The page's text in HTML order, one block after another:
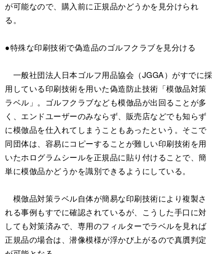
が可能なので、購入前に正規品かどうかを見分けられ
る。
●特殊な印刷技術で偽造品のゴルフクラブを見分ける
一般社団法人日本ゴルフ用品協会（JGGA）がすでに採
用している印刷技術を用いた偽造防止技術「模倣品対策
ラベル」。ゴルフクラブなども模倣品が出回ることが多
く、エンドユーザーのみならず、販売店などでも知らず
に模倣品を仕入れてしまうこともあったという。そこで
同団体は、容易にコピーすることが難しい印刷技術を用
いたホログラムシールを正規品に貼り付けることで、簡
単に模倣品かどうかを識別できるようにしている。
模倣品対策ラベル自体が簡易な印刷技術により複製さ
れる事例もすでに確認されているが、こうした手口に対
しても対策済みで、専用のフィルターでラベルを見れば
正規品の場合は、潜像模様が浮かび上がるので真贋判定